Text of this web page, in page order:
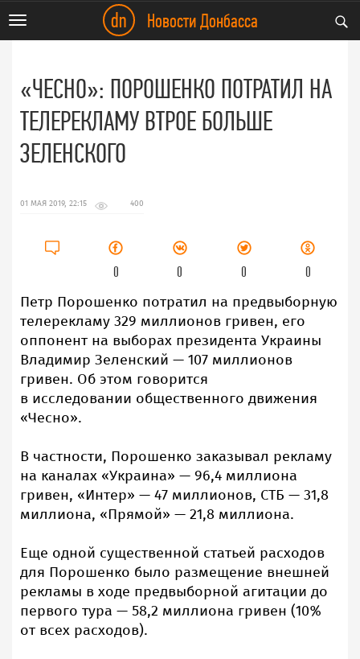
dn Новости Донбасса
«ЧЕСНО»: ПОРОШЕНКО ПОТРАТИЛ НА
ТЕЛЕРЕКЛАМУ ВТРОЕ БОЛЬШЕ
ЗЕЛЕНСКОГО
01 МАЯ 2019, 22:15 400
0 0 0 0
Петр Порошенко потратил на предвыборную
телерекламу 329 миллионов гривен, его
оппонент на выборах президента Украины
Владимир Зеленский — 107 миллионов
гривен. Об этом говорится
в исследовании общественного движения
«Чесно».
В частности, Порошенко заказывал рекламу
на каналах «Украина» — 96,4 миллиона
гривен, «Интер» — 47 миллионов, СТБ — 31,8
миллиона, «Прямой» — 21,8 миллиона.
Еще одной существенной статьей расходов
для Порошенко было размещение внешней
рекламы в ходе предвыборной агитации до
первого тура — 58,2 миллиона гривен (10%
от всех расходов).